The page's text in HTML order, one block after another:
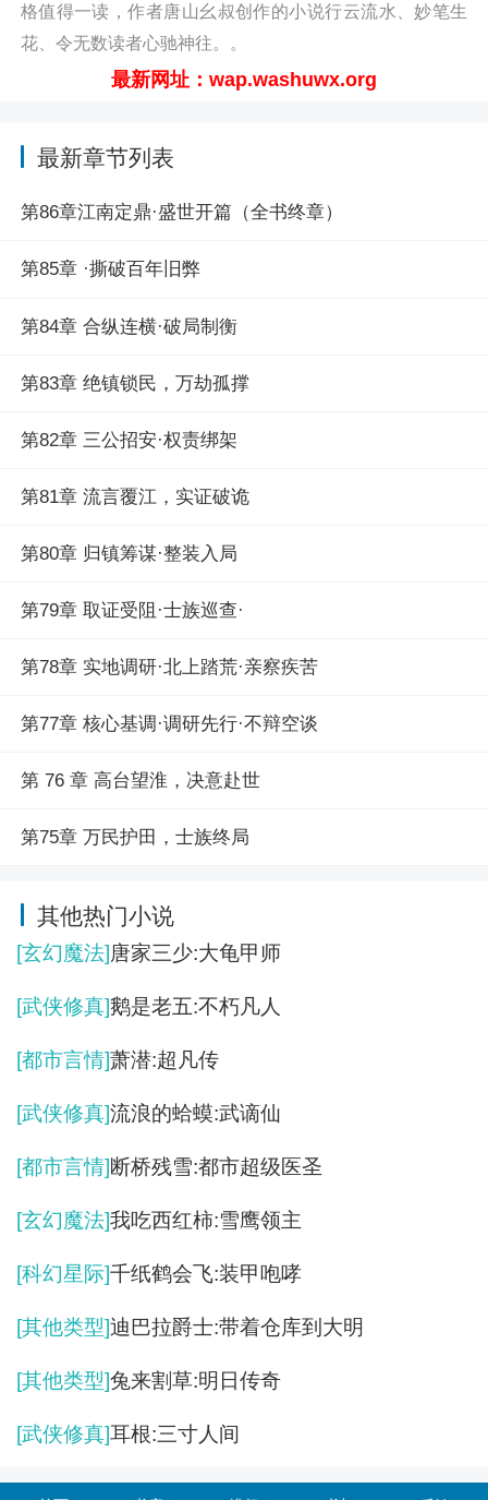
格值得一读，作者唐山幺叔创作的小说行云流水、妙笔生
花、令无数读者心驰神往。。
最新网址：wap.washuwx.org
最新章节列表
第86章江南定鼎·盛世开篇（全书终章）
第85章 ·撕破百年旧弊
第84章 合纵连横·破局制衡
第83章 绝镇锁民，万劫孤撑
第82章 三公招安·权责绑架
第81章 流言覆江，实证破诡
第80章 归镇筹谋·整装入局
第79章 取证受阻·士族巡查·
第78章 实地调研·北上踏荒·亲察疾苦
第77章 核心基调·调研先行·不辩空谈
第 76 章 高台望淮，决意赴世
第75章 万民护田，士族终局
其他热门小说
[玄幻魔法]唐家三少:大龟甲师
[武侠修真]鹅是老五:不朽凡人
[都市言情]萧潜:超凡传
[武侠修真]流浪的蛤蟆:武谪仙
[都市言情]断桥残雪:都市超级医圣
[玄幻魔法]我吃西红柿:雪鹰领主
[科幻星际]千纸鹤会飞:装甲咆哮
[其他类型]迪巴拉爵士:带着仓库到大明
[其他类型]兔来割草:明日传奇
[武侠修真]耳根:三寸人间